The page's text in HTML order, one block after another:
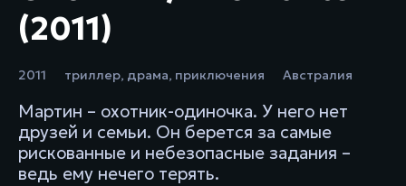
(2011)
2011 триллер, драма, приключения Австралия
Мартин – охотник-одиночка. У него нет
друзей и семьи. Он берется за самые
рискованные и небезопасные задания –
ведь ему нечего терять.